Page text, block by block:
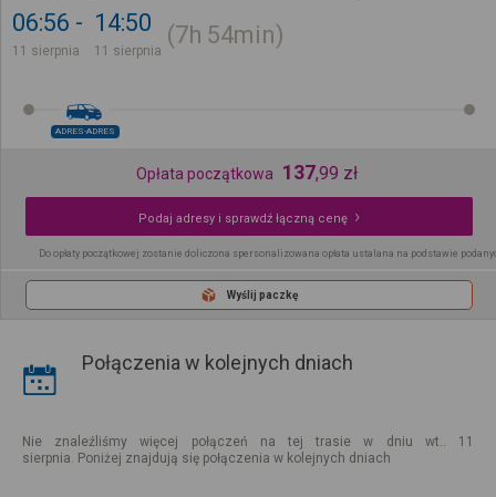
06:56
11 sierpnia
14:50
11 sierpnia
7h 54min
ADRES-ADRES
Opłata początkowa 137,99 zł
Podaj adresy i sprawdź łączną cenę
Do opłaty początkowej zostanie doliczona spersonalizowana opłata ustalana na podstawie
Wyślij paczkę
Połączenia w kolejnych dniach
Nie znaleźliśmy więcej połączeń na tej trasie w dniu wt.. 11
sierpnia. Poniżej znajdują się połączenia w kolejnych dniach